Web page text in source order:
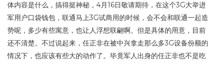
体内容是什么，搞得挺神秘，4月16日敬请期待，在这个3G大举进
军用户口袋钱包，联通马上3G试商用的时候，会不会和联通一起造
势呢，多少有些寓意，也让人浮想联翩啊。但是具体的用意，目前
还不清楚。不过说起来，任正非在被中兴拿走那么多3G设备份额的
情况下，也应该有些大的动作了。毕竟军人出身的任正非也不是吃